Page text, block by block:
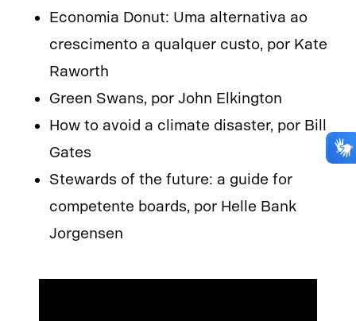
Economia Donut: Uma alternativa ao
crescimento a qualquer custo, por Kate
Raworth
Green Swans, por John Elkington
How to avoid a climate disaster, por Bill
Gates
Stewards of the future: a guide for
competente boards, por Helle Bank
Jorgensen